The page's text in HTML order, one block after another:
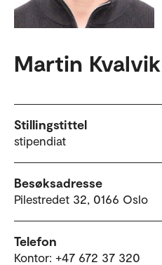
Martin
Stillingstittel
stipendiat
Besøksadresse
Pilestredet 32, 0166 Oslo
Telefon
Kontor: +47 672 37 320